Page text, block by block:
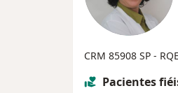
CRM 85908 SP -
Pacientes